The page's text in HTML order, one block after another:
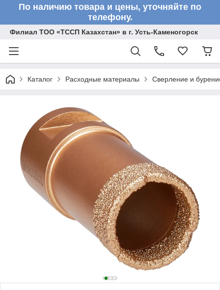
По наличию товара и цены, уточняйте по
телефону.
Филиал ТОО «ТССП Казахстан» в г. Усть-Каменогорск
Каталог Расходные материалы Сверление и